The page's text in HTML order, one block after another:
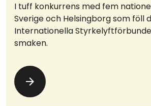
I tuff konkurrens med fem
Sverige och Helsingborg som föll
Internationella
smaken.